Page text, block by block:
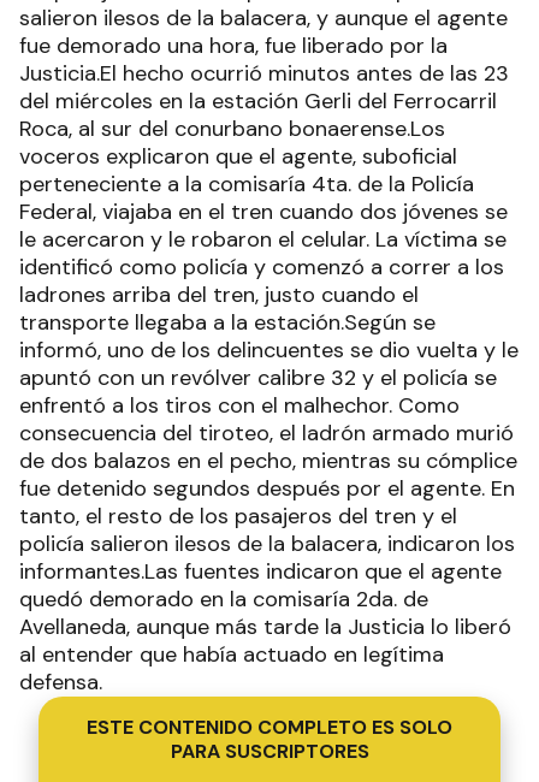
salieron ilesos de la balacera, y aunque el agente
fue demorado una hora, fue liberado por la
Justicia.El hecho ocurrió minutos antes de las 23
del miércoles en la estación Gerli del Ferrocarril
Roca, al sur del conurbano bonaerense.Los
voceros explicaron que el agente, suboficial
perteneciente a la comisaría 4ta. de la Policía
Federal, viajaba en el tren cuando dos jóvenes se
le acercaron y le robaron el celular. La víctima se
identificó como policía y comenzó a correr a los
ladrones arriba del tren, justo cuando el
transporte llegaba a la estación.Según se
informó, uno de los delincuentes se dio vuelta y le
apuntó con un revólver calibre 32 y el policía se
enfrentó a los tiros con el malhechor. Como
consecuencia del tiroteo, el ladrón armado murió
de dos balazos en el pecho, mientras su cómplice
fue detenido segundos después por el agente. En
tanto, el resto de los pasajeros del tren y el
policía salieron ilesos de la balacera, indicaron los
informantes.Las fuentes indicaron que el agente
quedó demorado en la comisaría 2da. de
Avellaneda, aunque más tarde la Justicia lo liberó
al entender que había actuado en legítima
defensa.
ESTE CONTENIDO COMPLETO ES SOLO
PARA SUSCRIPTORES